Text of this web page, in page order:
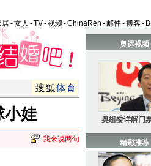
居-女人 -TV-视频-ChinaRen -邮件-博客-
小娃
我来说两句
奥运视频
奥组委详解门
精彩推荐